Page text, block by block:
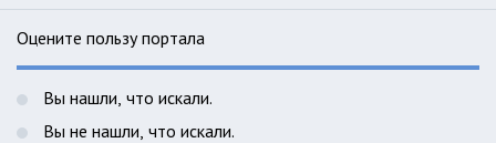
Оцените пользу портала
Вы нашли, что искали.
Вы не нашли, что искали.